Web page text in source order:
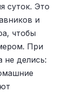
суток. Это
и
чтобы
При
не делись: